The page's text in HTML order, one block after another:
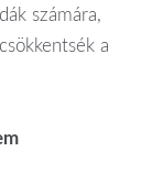
számára,
a